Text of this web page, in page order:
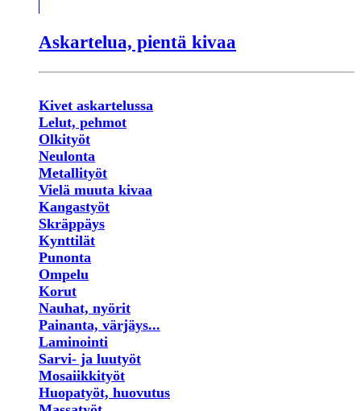
Askartelua, pientä kivaa
Kivet askartelussa
Lelut, pehmot
Olkityöt
Neulonta
Metallityöt
Vielä muuta kivaa
Kangastyöt
Skräppäys
Kynttilät
Punonta
Ompelu
Korut
Nauhat, nyörit
Painanta, värjäys...
Laminointi
Sarvi- ja luutyöt
Mosaiikkityöt
Huopatyöt, huovutus